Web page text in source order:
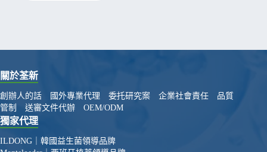
關於荃新
創辦人的話 國外專業代理 委托研究案 企業社會責任
品質
管制
送審文件代辦 OEM/ODM
獨家代理
ILDONG｜韓國益生菌領導品牌